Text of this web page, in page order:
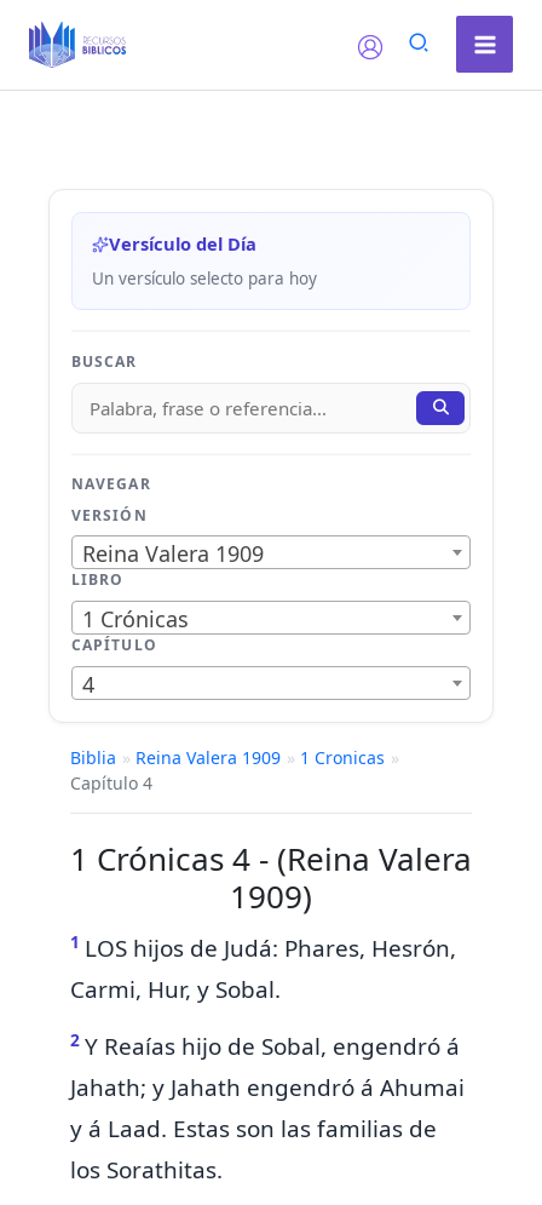
Versículo del Día
Un versículo selecto para hoy
BUSCAR
NAVEGAR
VERSIÓN
Reina Valera 1909
LIBRO
1 Crónicas
CAPÍTULO
4
Biblia » Reina Valera 1909 » 1 Cronicas »
Capítulo 4
1 Crónicas 4 - (Reina Valera
1909)
1 LOS hijos de Judá: Phares, Hesrón,
Carmi, Hur, y Sobal.
2 Y Reaías hijo de Sobal, engendró á
Jahath; y Jahath engendró á Ahumai
y á Laad. Estas son las familias de
los Sorathitas.